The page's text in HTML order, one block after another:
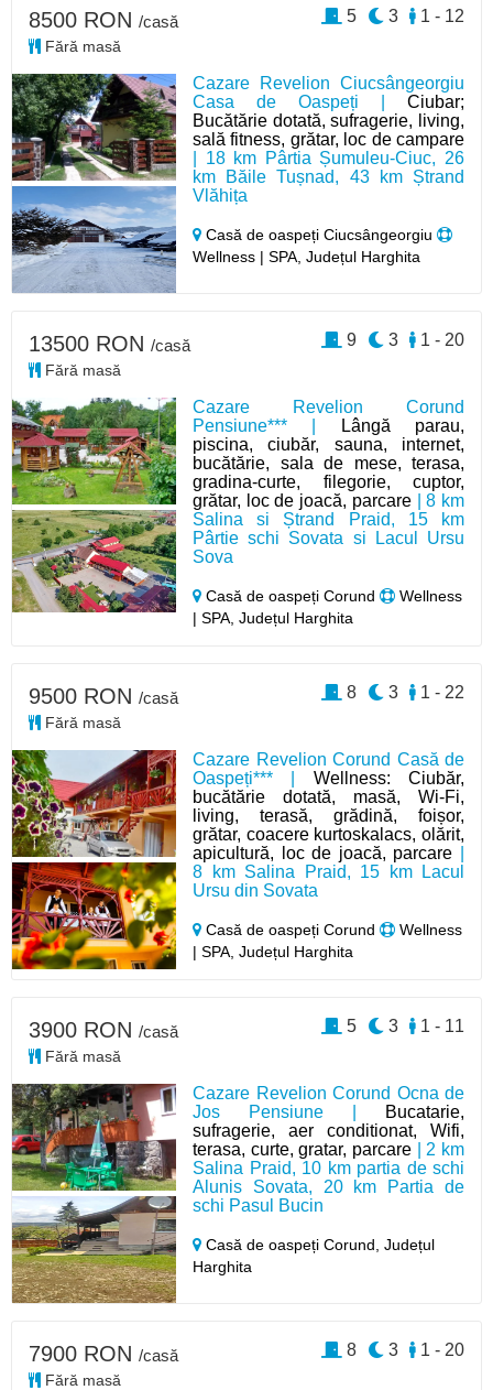
Cazare Revelion Ciucsângeorgiu
Casa de Oaspeți | Ciubar;
Bucătărie dotată, sufragerie, living,
sală fitness, grătar, loc de campare
| 18 km Pârtia Șumuleu-Ciuc, 26
km Băile Tușnad, 43 km Ștrand
Vlăhița
Casă de oaspeți Ciucsângeorgiu
Wellness | SPA, Județul Harghita
8500 RON /casă
Fără masă
1 - 12
3
5
Cazare Revelion Corund
Pensiune*** |
Lângă parau,
piscina, ciubăr, sauna, internet,
bucătărie, sala de mese, terasa,
gradina-curte, filegorie, cuptor,
grătar, loc de joacă, parcare| 8 km
Salina si Ștrand Praid, 15 km
Pârtie schi Sovata si Lacul Ursu
Sova
Casă de oaspeți Corund
Wellness
| SPA, Județul Harghita
13500 RON /casă
Fără masă
1 - 20
3
9
Cazare Revelion Corund Casă de
Oaspeți*** | Wellness: Ciubăr,
bucătărie dotată, masă, Wi-Fi,
living, terasă, grădină, foișor,
grătar, coacere kurtoskalacs, olărit,
apicultură, loc de joacă, parcare
8 km Salina Praid, 15 km Lacul
Ursu din Sovata
Casă de oaspeți Corund
Wellness
| SPA, Județul Harghita
9500 RON /casă
Fără masă
1 - 22
3
8
Cazare Revelion Corund Ocna de
Jos Pensiune |
Bucatarie,
sufragerie, aer conditionat, Wifi,
terasa, curte, gratar, parcare | 2 km
Salina Praid, 10 km partia de schi
Alunis Sovata, 20 km Partia de
schi Pasul Bucin
Casă de oaspeți Corund,Județul
Harghita
3900 RON /casă
Fără masă
1 - 11
3
5
7900 RON /casă
Fără masă
1 - 20
3
8